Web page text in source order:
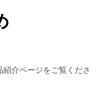
介ページをご覧くださ